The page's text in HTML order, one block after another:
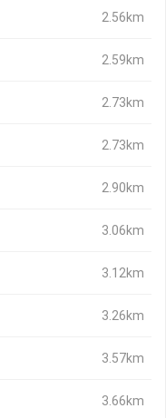
2.56km
2.59km
2.73km
2.73km
2.90km
3.06km
3.12km
3.26km
3.57km
3.66km